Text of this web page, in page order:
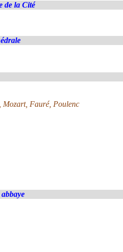
de la Cité
Fauré, Poulenc
abbaye